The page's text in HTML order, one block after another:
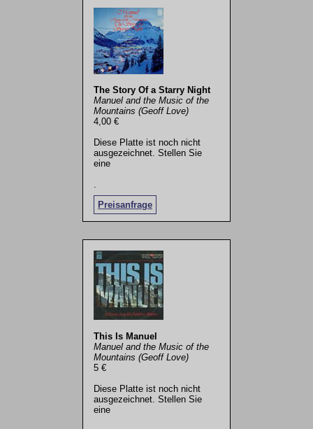
The Story Of a Starry Night
Manuel and the Music of the
Mountains (Geoff Love)
4,00 €
Diese Platte ist noch nicht
ausgezeichnet. Stellen Sie
eine
Preisanfrage
.
This Is Manuel
Manuel and the Music of the
Mountains (Geoff Love)
5 €
Diese Platte ist noch nicht
ausgezeichnet. Stellen Sie
eine